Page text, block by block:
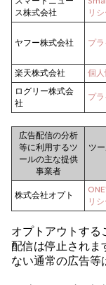
ス株式会社
リ
ヤフー株式会社 プ
楽天株式会社
個
ログリー株式会
社
プ
広告配信の分析
等に利用するツ
ールの主な提供
事業者
ツ
株式会社オプト
リ
オプトアウトする
配信は停止されま
ない通常の広告等